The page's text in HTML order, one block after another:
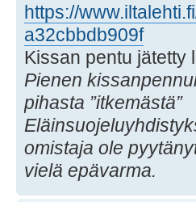
https://
a32cbbdb909f
Kissan pentu jätetty
Pienen
pihasta ”itkemästä”
omistaja ole
vielä epävarma.